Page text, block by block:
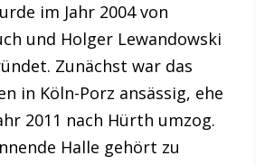
im Jahr 2004 von
und Holger Lewandowski
Zunächst war das
in Köln-Porz ansässig, ehe
2011 nach Hürth umzog.
Halle gehört zu